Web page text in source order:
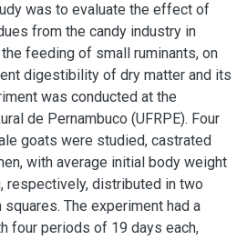
was to evaluate the effect of
from the candy industry in
feeding of small ruminants, on
digestibility of dry matter and its
was conducted at the
de Pernambuco (UFRPE). Four
goats were studied, castrated
with average initial body weight
respectively, distributed in two
The experiment had a
four periods of 19 days each,